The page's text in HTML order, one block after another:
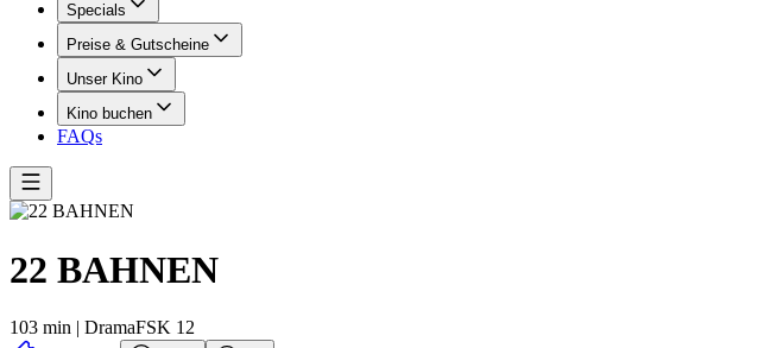
Specials
Preise & Gutscheine
Unser Kino
Kino buchen
FAQs
22 BAHNEN
103 min | DramaFSK 12